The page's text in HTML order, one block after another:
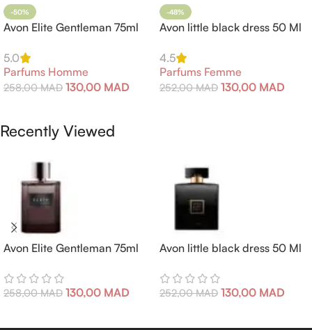
-50%
Avon Elite Gentleman 75ml
5.0
Parfums Homme
258,00MAD 130,00 MAD
-48%
Avon little black dress 50 Ml
4.5
Parfums Femme
252,00MAD 130,00 MAD
Recently Viewed
Avon Elite Gentleman 75ml
258,00MAD 130,00 MAD
Avon little black dress 50 Ml
252,00MAD 130,00 MAD